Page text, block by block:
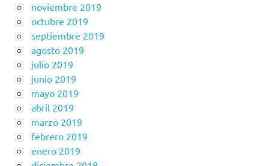
noviembre 2019
octubre 2019
septiembre 2019
agosto 2019
julio 2019
junio 2019
mayo 2019
abril 2019
marzo 2019
febrero 2019
enero 2019